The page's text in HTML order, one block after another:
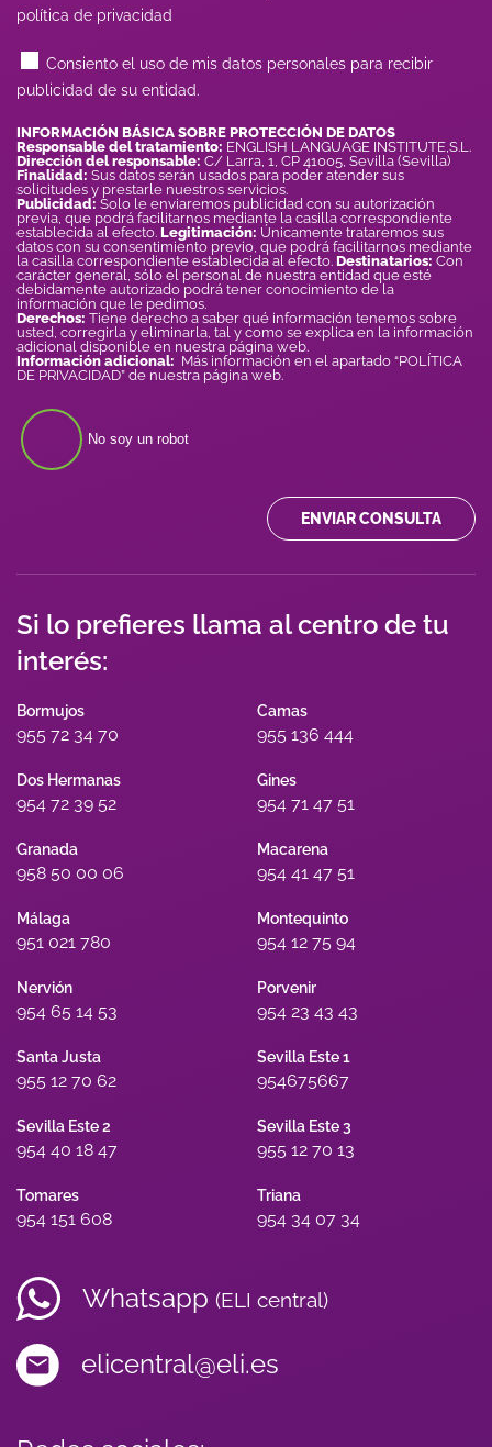
política de privacidad
Consiento el uso de mis datos personales para recibir
publicidad de su entidad.
INFORMACIÓN BÁSICA SOBRE PROTECCIÓN DE DATOS
Responsable del tratamiento: ENGLISH LANGUAGE INSTITUTE,S.L.
Dirección del responsable: C/ Larra, 1, CP 41005, Sevilla (Sevilla)
Finalidad: Sus datos serán usados para poder atender sus
solicitudes y prestarle nuestros servicios.
Publicidad: Solo le enviaremos publicidad con su autorización
previa, que podrá facilitarnos mediante la casilla correspondiente
establecida al efecto. Legitimación: Únicamente trataremos sus
datos con su consentimiento previo, que podrá facilitarnos mediante
la casilla correspondiente establecida al efecto. Destinatarios: Con
carácter general, sólo el personal de nuestra entidad que esté
debidamente autorizado podrá tener conocimiento de la
información que le pedimos.
Derechos: Tiene derecho a saber qué información tenemos sobre
usted, corregirla y eliminarla, tal y como se explica en la información
adicional disponible en nuestra página web.
Información adicional: Más información en el apartado “POLÍTICA
DE PRIVACIDAD” de nuestra página web.
No soy un robot
ENVIAR CONSULTA
Si lo prefieres llama al centro de tu
interés:
Bormujos
955 72 34 70
Camas
955 136 444
Dos Hermanas
954 72 39 52
Gines
954 71 47 51
Granada
958 50 00 06
Macarena
954 41 47 51
Málaga
951 021 780
Montequinto
954 12 75 94
Nervión
954 65 14 53
Porvenir
954 23 43 43
Santa Justa
955 12 70 62
Sevilla Este 1
954675667
Sevilla Este 2
954 40 18 47
Sevilla Este 3
955 12 70 13
Tomares
954 151 608
Triana
954 34 07 34
Whatsapp (ELI central)
elicentral@eli.es